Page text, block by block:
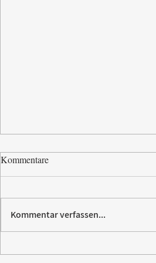
Vom Elektromarkt aufs
Kommentare
Kommentar verfassen...